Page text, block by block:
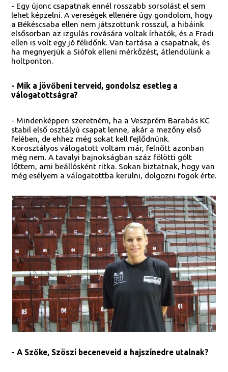
- Egy újonc csapatnak ennél rosszabb sorsolást el sem
lehet képzelni. A vereségek ellenére úgy gondolom, hogy
a Békéscsaba ellen nem játszottunk rosszul, a hibáink
elsősorban az izgulás rovására voltak írhatók, és a Fradi
ellen is volt egy jó félidőnk. Van tartása a csapatnak, és
ha megnyerjük a Siófok elleni mérkőzést, átlendülünk a
holtponton.
- Mik a jövőbeni terveid, gondolsz esetleg a
válogatottságra?
- Mindenképpen szeretném, ha a Veszprém Barabás KC
stabil első osztályú csapat lenne, akár a mezőny első
felében, de ehhez még sokat kell fejlődnünk.
Korosztályos válogatott voltam már, felnőtt azonban
még nem. A tavalyi bajnokságban száz fölötti gólt
lőttem, ami beállósként ritka. Sokan biztatnak, hogy van
még esélyem a válogatottba kerülni, dolgozni fogok érte.
- A Szőke, Szöszi beceneveid a hajszínedre utalnak?